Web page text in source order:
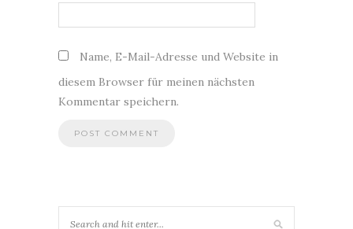
Name, E-Mail-Adresse und Website in
diesem Browser für meinen nächsten
Kommentar speichern.